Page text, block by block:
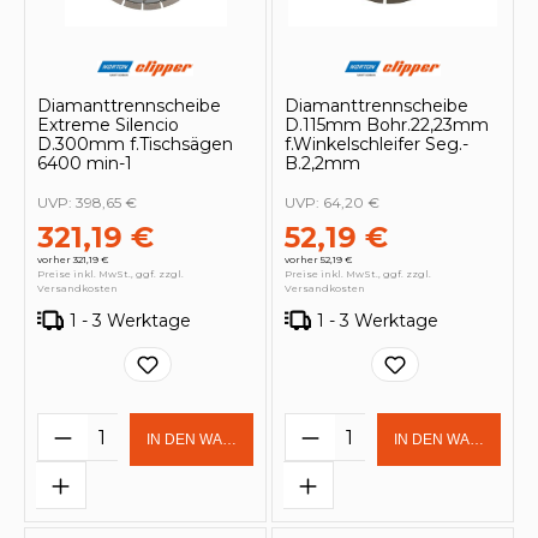
Diamanttrennscheibe
Extreme Silencio
D.300mm f.Tischsägen
6400 min-1
321,19 €
vorher 321,19 €
UVP: 398,65 €
Preise inkl. MwSt., ggf. zzgl.
Versandkosten
1 - 3 Werktage
Produkt Anzahl: Gib den
IN DEN WARENKORB
Diamanttrennscheibe
D.115mm Bohr.22,23mm
f.Winkelschleifer Seg.-
B.2,2mm
52,19 €
vorher 52,19 €
UVP: 64,20 €
Preise inkl. MwSt., ggf. zzgl.
Versandkosten
1 - 3 Werktage
Produkt Anzahl:
IN DEN